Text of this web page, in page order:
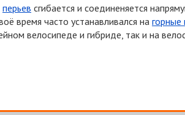
перьев сгибается и соединеняется
время часто устанавливался на горные
велосипеде и гибриде, так и на